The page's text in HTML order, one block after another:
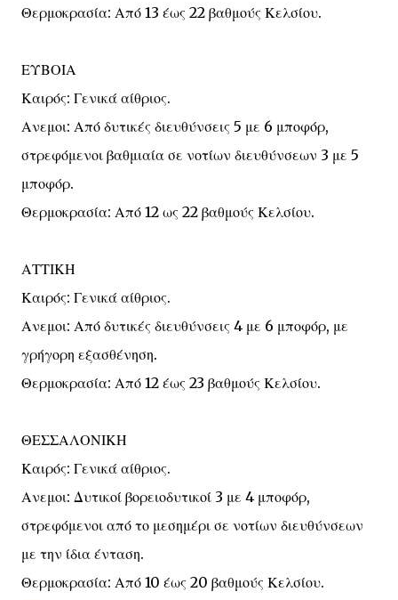
Θερμοκρασία: Από 13 έως 22 βαθμούς Κελσίου.
ΕΥΒΟΙΑ
Καιρός: Γενικά αίθριος.
Ανεμοι: Από δυτικές διευθύνσεις 5 με 6 μποφόρ,
στρεφόμενοι βαθμιαία σε νοτίων διευθύνσεων 3 με 5
μποφόρ.
Θερμοκρασία: Από 12 ως 22 βαθμούς Κελσίου.
ΑΤΤΙΚΗ
Καιρός: Γενικά αίθριος.
Ανεμοι: Από δυτικές διευθύνσεις 4 με 6 μποφόρ, με
γρήγορη εξασθένηση.
Θερμοκρασία: Από 12 έως 23 βαθμούς Κελσίου.
ΘΕΣΣΑΛΟΝΙΚΗ
Καιρός: Γενικά αίθριος.
Ανεμοι: Δυτικοί βορειοδυτικοί 3 με 4 μποφόρ,
στρεφόμενοι από το μεσημέρι σε νοτίων διευθύνσεων
με την ίδια ένταση.
Θερμοκρασία: Από 10 έως 20 βαθμούς Κελσίου.